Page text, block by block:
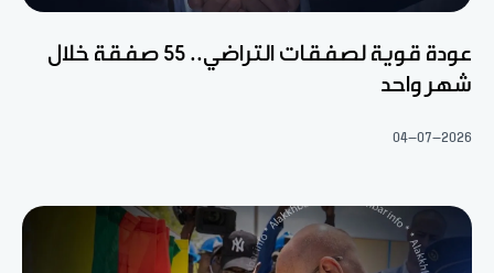
عودة قوية لصفقات التراضي.. 55 صفقة خلال
شهر واحد
04-07-2026